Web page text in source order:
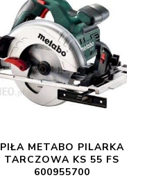
PIŁA METABO PILARKA
TARCZOWA KS 55 FS
600955700